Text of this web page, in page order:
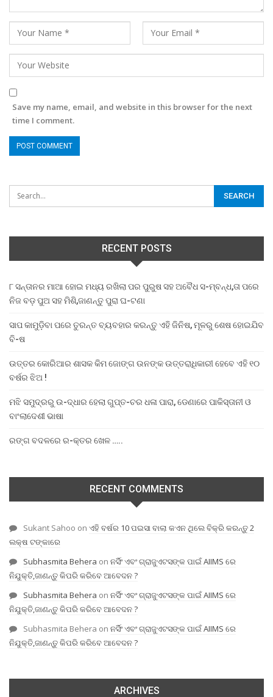
Save my name, email, and website in this browser for the next
time I comment.
RECENT POSTS
୮ ସନ୍ତାନର ମାଆ ହୋଇ ମଧ୍ୟ ରଖିଲା ପର ପୁରୁଷ ସହ ଅବୈଧ ସ-ମ୍ବନ୍ଧ,ତା ପରେ
ନିଜ ବଡ଼ ପୁଅ ସହ ମିଶି,ଜାଣନ୍ତୁ ପୁରା ଘ-ଟଣା
ସାପ କାମୁଡ଼ିବା ପରେ ତୁରନ୍ତ ବ୍ୟବହାର କରନ୍ତୁ ଏହି ଜିନିଷ, ମୂଳରୁ ଶେଷ ହୋଇଯିବ
ବି-ଷ
ଉତ୍ତର କୋରିଆର ଶାସକ କିମ ଜୋଙ୍ଗ ଉନଙ୍କ ଉତ୍ତରାଧିକାରୀ ହେବେ ଏହି ୧୦
ବର୍ଷର ଝିଅ !
ମଝି ସମୁଦ୍ରରୁ ଉ-ଦ୍ଧାର ହେଲା ଗୁପ୍ତ-ଚର ଧଳା ପାରା, ଡେଣାରେ ପାକିସ୍ତାନୀ ଓ
ବାଂଲାଦେଶୀ ଭାଷା
ରଙ୍ଗ ବଦଳରେ ର-କ୍ତର ଖେଳ …..
RECENT COMMENTS
Sukant Sahoo on ଏହି ବର୍ଷର 10 ପଇସା ବାଲା କଏନ ଥିଲେ ବିକ୍ରି କରନ୍ତୁ 2
ଲକ୍ଷ ଟଙ୍କାରେ
Subhasmita Behera on ନର୍ସିଂ ଏବଂ ଗ୍ରାଜୁଏଟସଙ୍କ ପାଇଁ AIIMS ରେ
ନିଯୁକ୍ତି,ଜାଣନ୍ତୁ କିପରି କରିବେ ଆବେଦନ ?
Subhasmita Behera on ନର୍ସିଂ ଏବଂ ଗ୍ରାଜୁଏଟସଙ୍କ ପାଇଁ AIIMS ରେ
ନିଯୁକ୍ତି,ଜାଣନ୍ତୁ କିପରି କରିବେ ଆବେଦନ ?
Subhasmita Behera on ନର୍ସିଂ ଏବଂ ଗ୍ରାଜୁଏଟସଙ୍କ ପାଇଁ AIIMS ରେ
ନିଯୁକ୍ତି,ଜାଣନ୍ତୁ କିପରି କରିବେ ଆବେଦନ ?
ARCHIVES